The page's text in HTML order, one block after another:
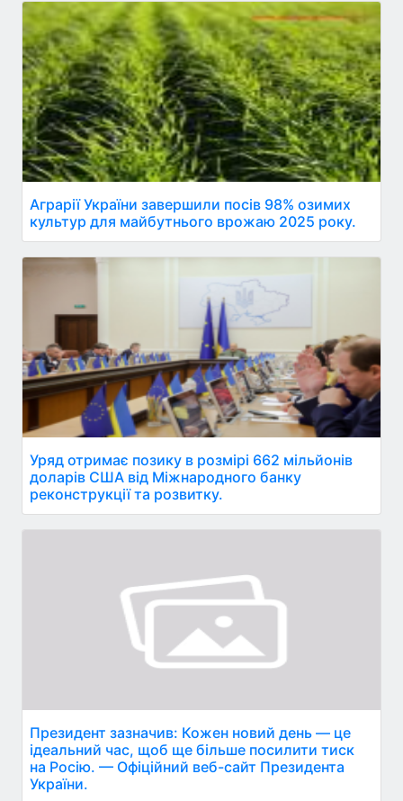
Аграрії України завершили посів 98% озимих
культур для майбутнього врожаю 2025 року.
Уряд отримає позику в розмірі 662 мільйонів
доларів США від Міжнародного банку
реконструкції та розвитку.
Президент зазначив: Кожен новий день — це
ідеальний час, щоб ще більше посилити тиск
на Росію. — Офіційний веб-сайт Президента
України.